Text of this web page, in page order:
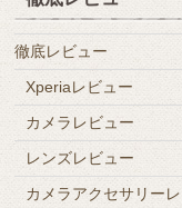
徹底レビュー
Xperiaレビュー
カメラレビュー
レンズレビュー
カメラアクセサリー